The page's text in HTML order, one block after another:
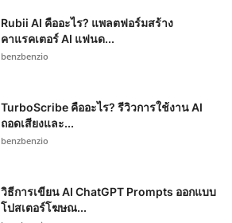
Rubii AI คืออะไร? แพลตฟอร์มสร้าง
คาแรคเตอร์ AI แฟนด...
benzbenzio
TurboScribe คืออะไร? รีวิวการใช้งาน AI
ถอดเสียงและ...
benzbenzio
วิธีการเขียน AI ChatGPT Prompts ออกแบบ
โปสเตอร์โฆษณ...